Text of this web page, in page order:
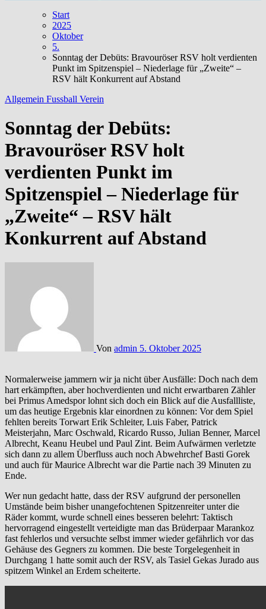
Start
2025
Oktober
5.
Sonntag der Debüts: Bravouröser RSV holt verdienten
Punkt im Spitzenspiel – Niederlage für „Zweite“ –
RSV hält Konkurrent auf Abstand
Allgemein Fussball Verein
Sonntag der Debüts:
Bravouröser RSV holt
verdienten Punkt im
Spitzenspiel – Niederlage für
„Zweite“ – RSV hält
Konkurrent auf Abstand
Von admin 5. Oktober 2025
Normalerweise jammern wir ja nicht über Ausfälle: Doch nach dem
hart erkämpften, aber hochverdienten und nicht erwartbaren Zähler
bei Primus Amedspor lohnt sich doch ein Blick auf die Ausfallliste,
um das heutige Ergebnis klar einordnen zu können: Vor dem Spiel
fehlten bereits Torwart Erik Schleiter, Luis Faber, Patrick
Meisterjahn, Marc Oschwald, Ricardo Russo, Julian Benner, Marcel
Albrecht, Keanu Heubel und Paul Zint. Beim Aufwärmen verletzte
sich dann zu allem Überfluss auch noch Abwehrchef Basti Gorek
und auch für Maurice Albrecht war die Partie nach 39 Minuten zu
Ende.
Wer nun gedacht hatte, dass der RSV aufgrund der personellen
Umstände beim bisher unangefochtenen Spitzenreiter unter die
Räder kommt, wurde schnell eines besseren belehrt: Taktisch
hervorragend eingestellt verteidigte man das Brüderpaar Marankoz
fast fehlerlos und versuchte selbst immer wieder gefährlich vor das
Gehäuse des Gegners zu kommen. Die beste Torgelegenheit in
Durchgang 1 hatte somit auch der RSV, als Tasiel Gekas Jurado aus
spitzem Winkel an Erdem scheiterte.